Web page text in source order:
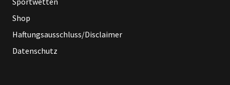
Shop
Haftungsausschluss/Disclaimer
Datenschutz